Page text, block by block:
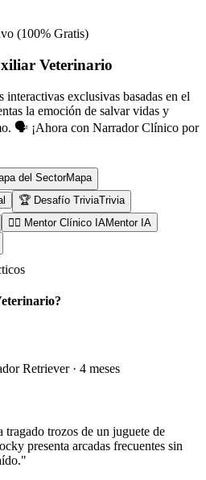
(100% Gratis)
Veterinario
interactivas exclusivas basadas en el
la emoción de salvar vidas y
🗣️ ¡Ahora con Narrador Clínico por
del SectorMapa
🏆 Desafío TriviaTrivia
👨‍⚕️ Mentor Clínico IAMentor IA
Retriever· 4 meses
tragado trozos de un juguete de
presenta arcadas frecuentes sin
"